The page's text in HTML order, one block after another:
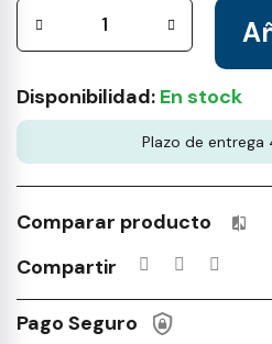
Disponibilidad: En stock
Plazo de entrega
Comparar producto
Compartir
Pago Seguro